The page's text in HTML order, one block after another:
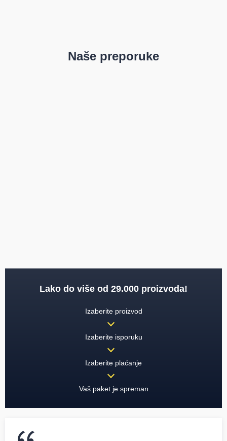
Naše preporuke
Lako do više od 29.000 proizvoda!
Izaberite proizvod
Izaberite isporuku
Izaberite plaćanje
Vaš paket je spreman